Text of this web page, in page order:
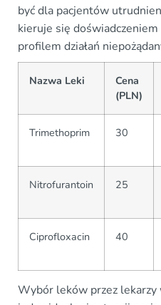
być dla pacjentów
kieruje się
profilem działań
Nazwa Leki
Cena
(PLN)
Trimethoprim 30
Nitrofurantoin 25
Ciprofloxacin 40
Wybór leków przez lekarzy